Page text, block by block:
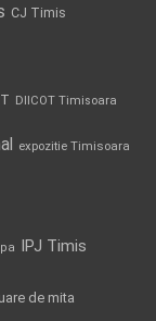
CJ Timis
DIICOT Timisoara
expozitie Timisoara
IPJ Timis
luare de mita